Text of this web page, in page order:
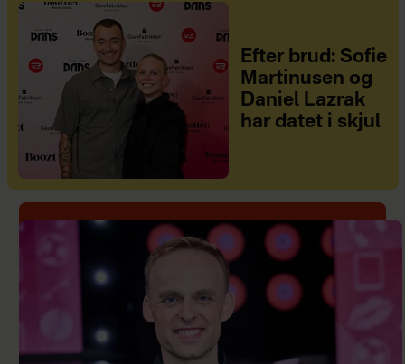
Efter brud: Sofie
Martinusen og
Daniel Lazrak
har datet i skjul